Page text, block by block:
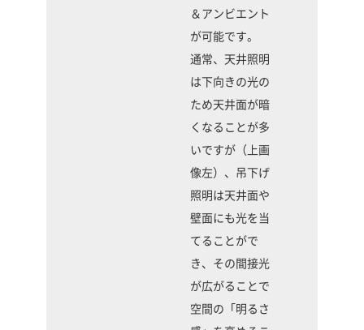
＆アンビエント
が可能です。
通常、天井照明
は下向きの光の
ため天井面が暗
くなることが多
いですが（上画
像左）、吊下げ
照明は天井面や
壁面にも光を当
てることがで
き、その間接光
が広がることで
空間の「明るさ